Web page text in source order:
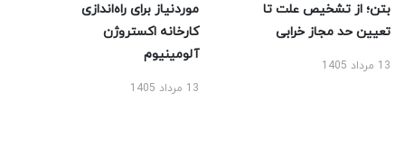
بتن؛ از تشخیص علت تا
تعیین حد مجاز خرابی
13 مرداد 1405
موردنیاز برای راه‌اندازی
کارخانه اکستروژن
آلومینیوم
13 مرداد 1405